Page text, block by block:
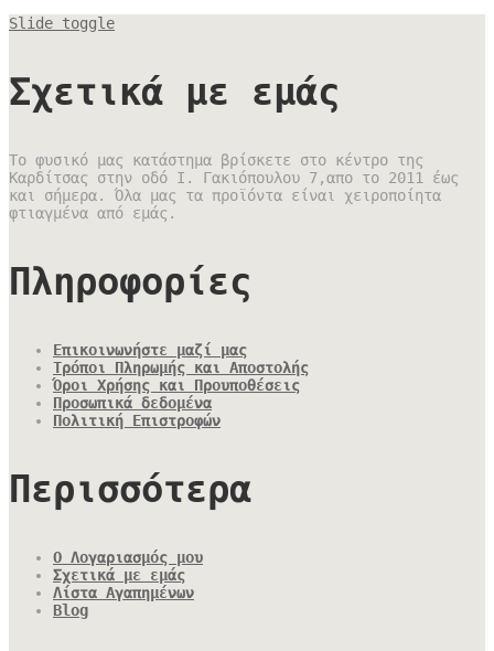
Slide toggle
Σχετικά με εμάς
Το φυσικό μας κατάστημα βρίσκετε στο κέντρο της
Καρδίτσας στην οδό Ι. Γακιόπουλου 7,απο το 2011 έως
και σήμερα. Όλα μας τα προϊόντα είναι χειροποίητα
φτιαγμένα από εμάς.
Πληροφορίες
Επικοινωνήστε μαζί μας
Τρόποι Πληρωμής και Αποστολής
Όροι Χρήσης και Προυποθέσεις
Προσωπικά δεδομένα
Πολιτική Επιστροφών
Περισσότερα
Ο Λογαριασμός μου
Σχετικά με εμάς
Λίστα Αγαπημένων
Blog